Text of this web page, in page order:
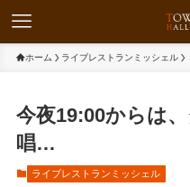
ホーム ライブレストランミッシェル
今夜19:00からは
唱…
ライブレストランミッシェル